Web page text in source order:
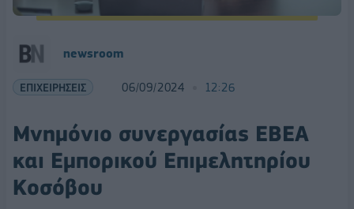
newsroom
ΕΠΙΧΕΙΡΗΣΕΙΣ 06/09/2024 12:26
Μνημόνιο συνεργασίας ΕΒΕΑ
και Εμπορικού Επιμελητηρίου
Κοσόβου